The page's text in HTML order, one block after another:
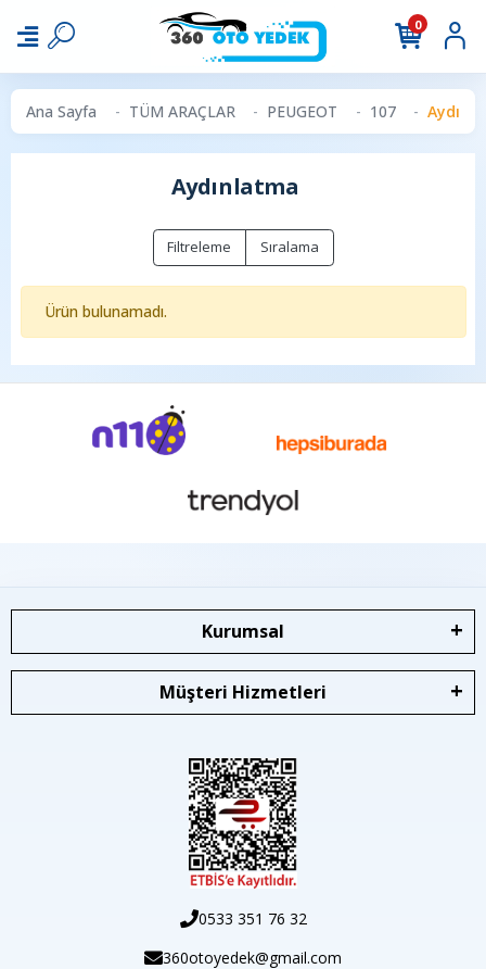
0
Ana Sayfa TÜM ARAÇLAR PEUGEOT 107
Aydınlatma
Filtreleme Sıralama
Ürün bulunamadı.
Kurumsal
Müşteri Hizmetleri
0533 351 76 32
360otoyedek@gmail.com